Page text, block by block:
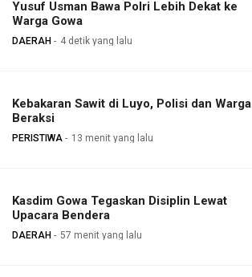
Yusuf Usman Bawa Polri Lebih Dekat ke
Warga Gowa
DAERAH 4 detik yang lalu
Kebakaran Sawit di Luyo, Polisi dan Warga
Beraksi
PERISTIWA 13 menit yang lalu
Kasdim Gowa Tegaskan Disiplin Lewat
Upacara Bendera
DAERAH 57 menit yang lalu